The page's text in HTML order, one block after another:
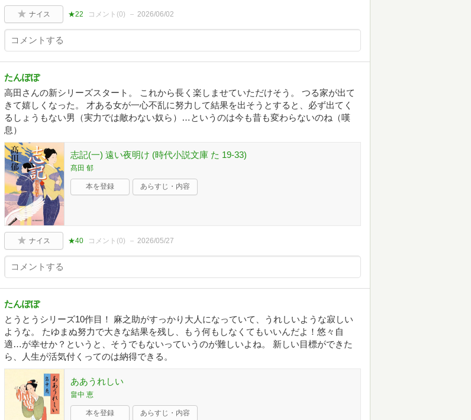
ナイス ★22 コメント(0) 2026/06/02
たんぽぽ
高田さんの新シリーズスタート。 これから長く楽しませていただけそう。 つる家が出て
きて嬉しくなった。 才ある女が一心不乱に努力して結果を出そうとすると、必ず出てく
るしょうもない男（実力では敵わない奴ら）…というのは今も昔も変わらないのね（嘆
息）
志記(一) 遠い夜明け (時代小説文庫 た 19-33)
髙田 郁
本を登録 あらすじ・内容
ナイス ★40 コメント(0) 2026/05/27
たんぽぽ
とうとうシリーズ10作目！ 麻之助がすっかり大人になっていて、うれしいような寂しい
ような。 たゆまぬ努力で大きな結果を残し、もう何もしなくてもいいんだよ！悠々自
適…が幸せか？というと、そうでもないっていうのが難しいよね。 新しい目標ができた
ら、人生が活気付くってのは納得できる。
ああうれしい
畠中 恵
本を登録 あらすじ・内容